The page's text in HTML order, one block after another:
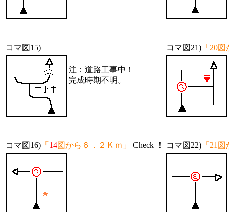
コマ図15) コマ図21) 「20
注：道路工事中！
完成時期不明。
コマ図16) 「 14図から６．２Ｋｍ」 Check ！ コマ図22) 「21